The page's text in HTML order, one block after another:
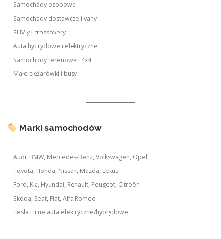
Samochody osobowe
Samochody dostawcze i vany
SUV-y i crossovery
Auta hybrydowe i elektryczne
Samochody terenowe i 4x4
Małe ciężarówki i busy
Marki samochodów
Audi, BMW, Mercedes-Benz, Volkswagen, Opel
Toyota, Honda, Nissan, Mazda, Lexus
Ford, Kia, Hyundai, Renault, Peugeot, Citroën
Skoda, Seat, Fiat, Alfa Romeo
Tesla i inne auta elektryczne/hybrydowe